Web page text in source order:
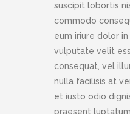
suscipit lobortis
commodo
eum iriure dolor
vulputate velit
consequat, vel
nulla facilisis at
et iusto odio
praesent